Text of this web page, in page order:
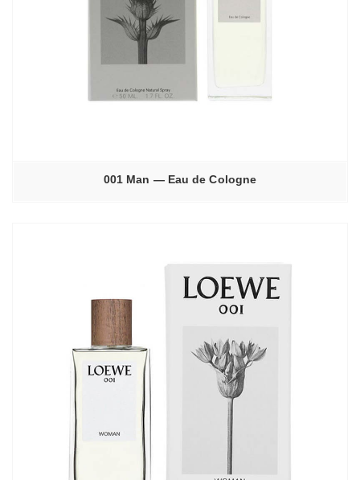
001 Man — Eau de Cologne